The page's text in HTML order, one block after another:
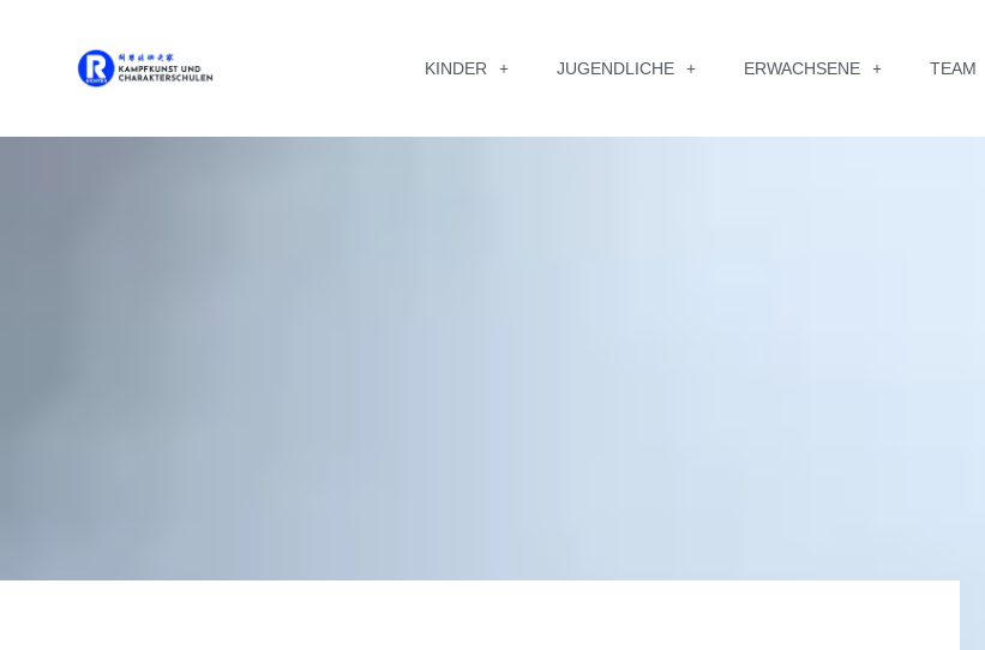
KINDER JUGENDLICHE ERWACHSENE TEAM